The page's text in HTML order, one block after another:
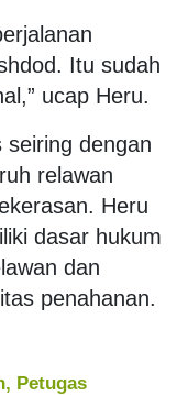
Itu sudah
ucap Heru.
dengan
relawan
Heru
dasar hukum
dan
penahanan.
Petugas